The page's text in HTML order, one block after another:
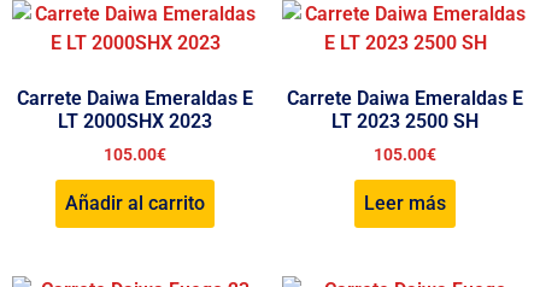
Carrete Daiwa Emeraldas E
LT 2000SHX 2023
105.00€
Añadir al carrito
Carrete Daiwa Emeraldas E
LT 2023 2500 SH
105.00€
Leer más